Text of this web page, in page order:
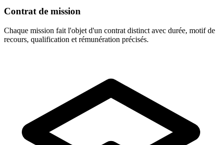
Contrat de mission
Chaque mission fait l'objet d'un contrat distinct avec durée, motif de
recours, qualification et rémunération précisés.